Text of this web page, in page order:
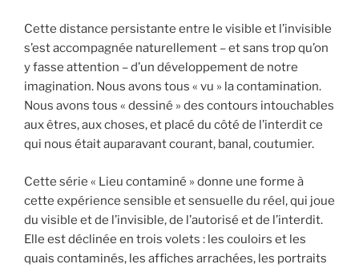
Cette distance persistante entre le visible et l’invisible
s’est accompagnée naturellement – et sans trop qu’on
y fasse attention – d’un développement de notre
imagination. Nous avons tous « vu » la contamination.
Nous avons tous « dessiné » des contours intouchables
aux êtres, aux choses, et placé du côté de l’interdit ce
qui nous était auparavant courant, banal, coutumier.
Cette série « Lieu contaminé » donne une forme à
cette expérience sensible et sensuelle du réel, qui joue
du visible et de l’invisible, de l’autorisé et de l’interdit.
Elle est déclinée en trois volets : les couloirs et les
quais contaminés, les affiches arrachées, les portraits